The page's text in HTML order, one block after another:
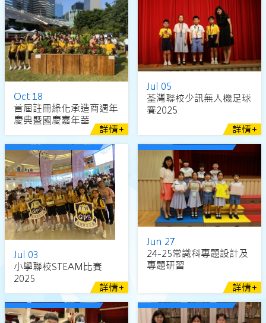
Oct 18
首屆註冊綠化承造商週年
慶典暨國慶嘉年華
詳情+
Jul 05
荃灣聯校少訊無人機足球
賽2025
詳情+
Jul 03
小學聯校STEAM比賽
2025
詳情+
Jun 27
24-25常識科專題設計及
專題研習
詳情+